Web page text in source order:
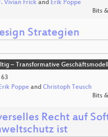
Vivian Frick and Erik Poppe
Bits
Strategien
– Transformative
63
Erik Poppe and Christoph Teusch
Bits
Recht auf
ist